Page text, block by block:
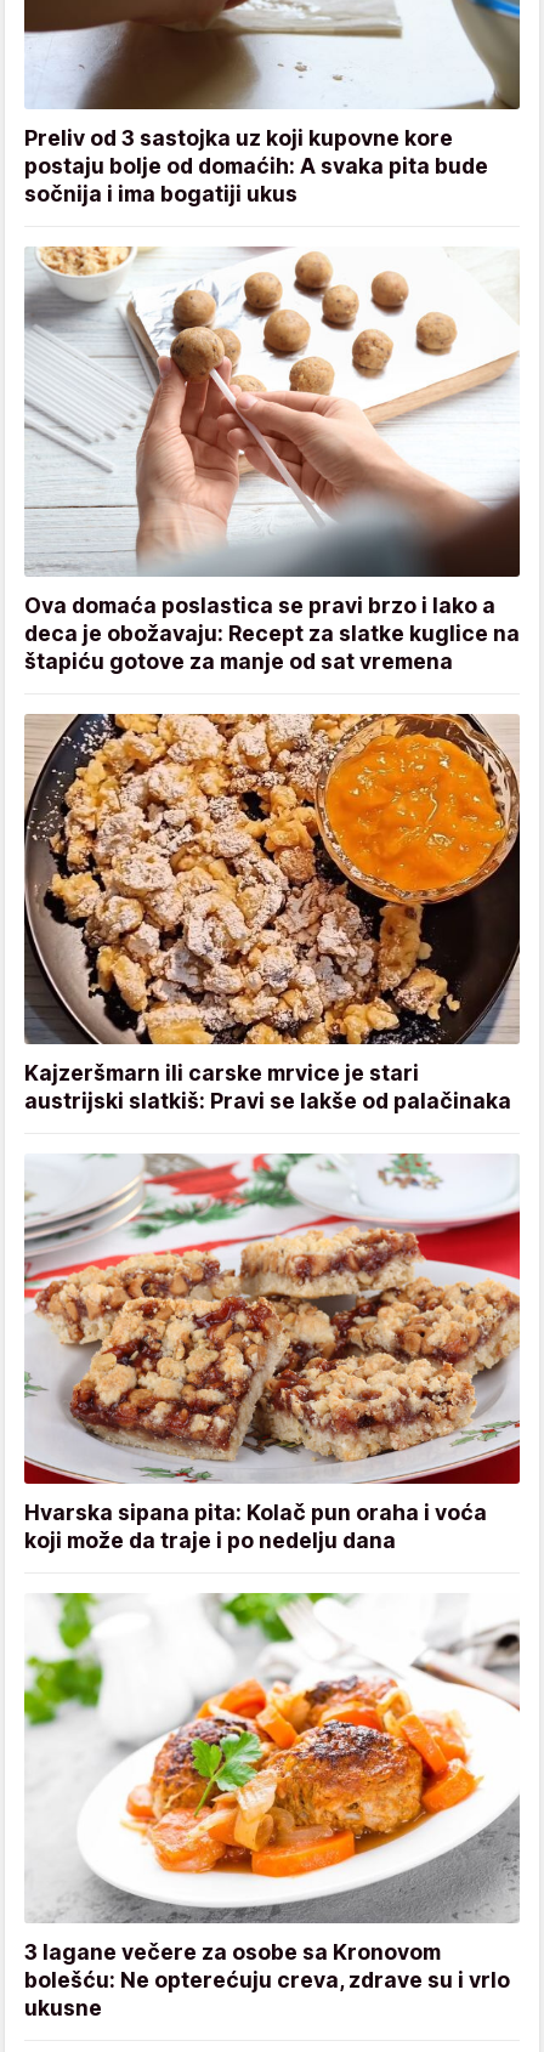
Preliv od 3 sastojka uz koji kupovne kore
postaju bolje od domaćih: A svaka pita bude
sočnija i ima bogatiji ukus
Ova domaća poslastica se pravi brzo i lako a
deca je obožavaju: Recept za slatke kuglice na
štapiću gotove za manje od sat vremena
Kajzeršmarn ili carske mrvice je stari
austrijski slatkiš: Pravi se lakše od palačinaka
Hvarska sipana pita: Kolač pun oraha i voća
koji može da traje i po nedelju dana
3 lagane večere za osobe sa Kronovom
bolešću: Ne opterećuju creva, zdrave su i vrlo
ukusne